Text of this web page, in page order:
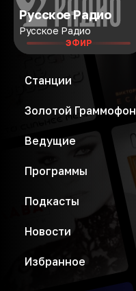
Русское Радио
Русское Радио
ЭФИР
Станции
Золотой Граммофон
Ведущие
Программы
Подкасты
Новости
Избранное